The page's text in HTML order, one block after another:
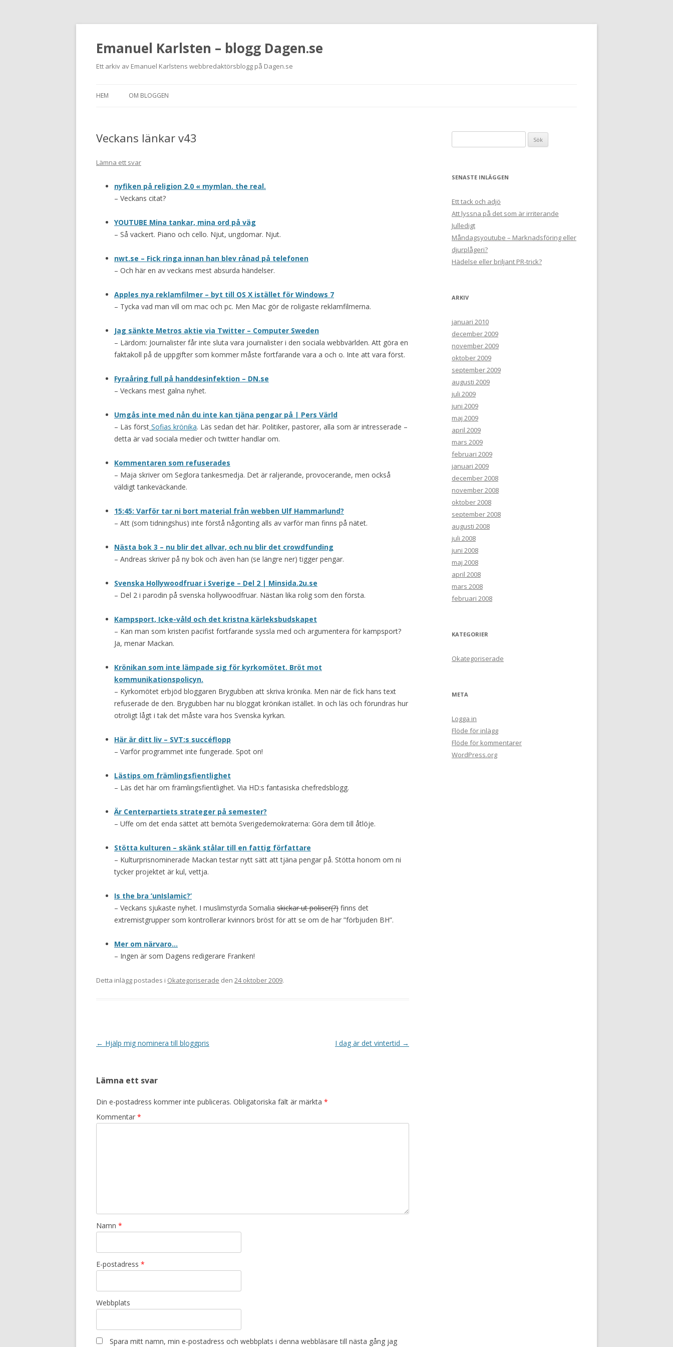
Emanuel Karlsten – blogg Dagen.se
Ett arkiv av Emanuel Karlstens webbredaktörsblogg på Dagen.se
HEM OM BLOGGEN
Veckans länkar v43
Lämna ett svar
nyfiken på religion 2.0 « mymlan. the real.
– Veckans citat?
YOUTUBE Mina tankar, mina ord på väg
– Så vackert. Piano och cello. Njut, ungdomar. Njut.
nwt.se – Fick ringa innan han blev rånad på telefonen
– Och här en av veckans mest absurda händelser.
Apples nya reklamfilmer – byt till OS X istället för Windows 7
– Tycka vad man vill om mac och pc. Men Mac gör de roligaste reklamfilmerna.
Jag sänkte Metros aktie via Twitter – Computer Sweden
– Lärdom: Journalister får inte sluta vara journalister i den sociala webbvärlden. Att göra en
faktakoll på de uppgifter som kommer måste fortfarande vara a och o. Inte att vara först.
Fyraåring full på handdesinfektion – DN.se
– Veckans mest galna nyhet.
Umgås inte med nån du inte kan tjäna pengar på | Pers Värld
– Läs först Sofias krönika. Läs sedan det här. Politiker, pastorer, alla som är intresserade –
detta är vad sociala medier och twitter handlar om.
Kommentaren som refuserades
– Maja skriver om Seglora tankesmedja. Det är raljerande, provocerande, men också
väldigt tankeväckande.
15:45: Varför tar ni bort material från webben Ulf Hammarlund?
– Att (som tidningshus) inte förstå någonting alls av varför man finns på nätet.
Nästa bok 3 – nu blir det allvar, och nu blir det crowdfunding
– Andreas skriver på ny bok och även han (se längre ner) tigger pengar.
Svenska Hollywoodfruar i Sverige – Del 2 | Minsida.2u.se
– Del 2 i parodin på svenska hollywoodfruar. Nästan lika rolig som den första.
Kampsport, Icke-våld och det kristna kärleksbudskapet
– Kan man som kristen pacifist fortfarande syssla med och argumentera för kampsport?
Ja, menar Mackan.
Krönikan som inte lämpade sig för kyrkomötet. Bröt mot
kommunikationspolicyn.
– Kyrkomötet erbjöd bloggaren Brygubben att skriva krönika. Men när de fick hans text
refuserade de den. Brygubben har nu bloggat krönikan istället. In och läs och förundras hur
otroligt lågt i tak det måste vara hos Svenska kyrkan.
Här är ditt liv – SVT:s succéflopp
– Varför programmet inte fungerade. Spot on!
Lästips om främlingsfientlighet
– Läs det här om främlingsfientlighet. Via HD:s fantasiska chefredsblogg.
Är Centerpartiets strateger på semester?
– Uffe om det enda sättet att bemöta Sverigedemokraterna: Göra dem till åtlöje.
Stötta kulturen – skänk stålar till en fattig författare
– Kulturprisnominerade Mackan testar nytt sätt att tjäna pengar på. Stötta honom om ni
tycker projektet är kul, vettja.
Is the bra ’unIslamic?’
– Veckans sjukaste nyhet. I muslimstyrda Somalia skickar ut poliser(?) finns det
extremistgrupper som kontrollerar kvinnors bröst för att se om de har ”förbjuden BH”.
Mer om närvaro…
– Ingen är som Dagens redigerare Franken!
Detta inlägg postades i Okategoriserade den 24 oktober 2009.
Inläggsnavigering
← Hjälp mig nominera till bloggpris I dag är det vintertid →
Lämna ett svar
Din e-postadress kommer inte publiceras. Obligatoriska fält är märkta *
Kommentar *
Namn *
E-postadress *
Webbplats
Spara mitt namn, min e-postadress och webbplats i denna webbläsare till nästa gång jag
efter:
SENASTE INLÄGGEN
Ett tack och adjö
Att lyssna på det som är irriterande
Julledigt
Måndagsyoutube – Marknadsföring eller
djurplågeri?
Hädelse eller briljant PR-trick?
ARKIV
januari 2010
december 2009
november 2009
oktober 2009
september 2009
augusti 2009
juli 2009
juni 2009
maj 2009
april 2009
mars 2009
februari 2009
januari 2009
december 2008
november 2008
oktober 2008
september 2008
augusti 2008
juli 2008
juni 2008
maj 2008
april 2008
mars 2008
februari 2008
KATEGORIER
Okategoriserade
META
Logga in
Flöde för inlägg
Flöde för kommentarer
WordPress.org